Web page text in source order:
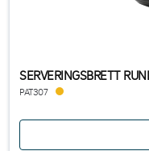
SERVERINGSBRETT
PAT307